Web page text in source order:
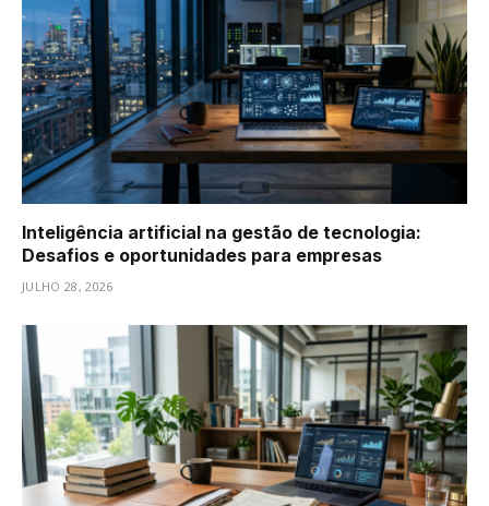
Inteligência artificial na gestão de tecnologia:
Desafios e oportunidades para empresas
JULHO 28, 2026